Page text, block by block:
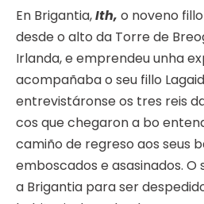
En Brigantia,Ith, o noveno
desde o alto da Torre de
Irlanda, e emprendeu unha
acompañaba o seu fillo
entrevistáronse os tres reis
cos que chegaron a bo
camiño de regreso aos seus
emboscados e asasinados.
a Brigantia para ser